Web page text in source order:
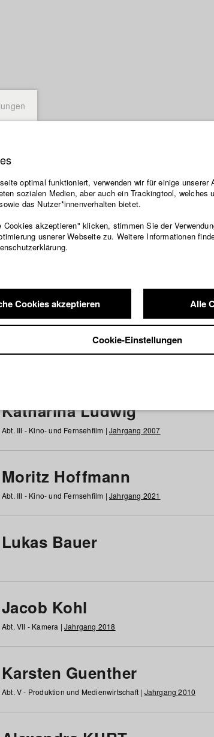
/ Alumni
g h i j k l m n o p q r s t u v w x y
Katharina Ludwig
Abt. III - Kino- und Fernsehfilm | Jahrgang 2007
Moritz Hoffmann
Abt. III - Kino- und Fernsehfilm | Jahrgang 2021
Lukas Bauer
Jacob Kohl
Abt. VII - Kamera | Jahrgang 2018
Karsten Guenther
Abt. V - Produktion und Medienwirtschaft | Jahrgang 2010
optimal funktioniert, verwenden wir für einige unserer
sozialen Medien, aber auch ein Trackingtool, welches
das Nutzer*innenverhalten bietet.
Cookies akzeptieren" klicken, stimmen Sie der
usnerer Webseite zu. Weitere Informationen
Cookies akzeptieren Alle
Cookie-Einstellungen